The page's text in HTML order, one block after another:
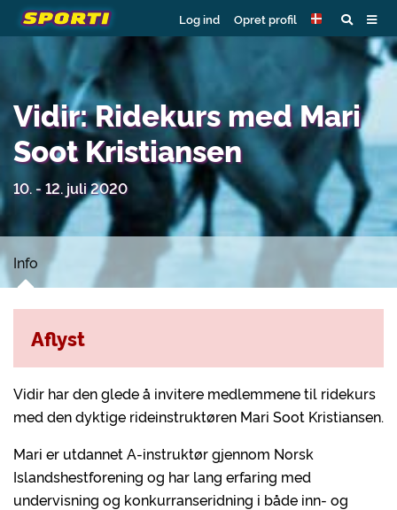
Log ind Opret profil
Vidir: Ridekurs med Mari
Soot Kristiansen
10. - 12. juli 2020
Info
Vidir har den glede å invitere medlemmene til ridekurs
med den dyktige rideinstruktøren Mari Soot Kristiansen.
Mari er utdannet A-instruktør gjennom Norsk
Islandshestforening og har lang erfaring med
undervisning og konkurranseridning i både inn- og
Aflyst